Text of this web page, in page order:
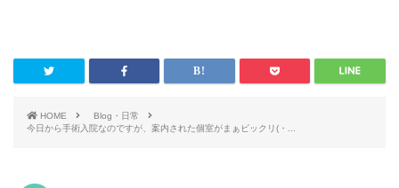
HOME
Blog・日常
今日から手術入院なのですが、案内された個室がまぁビックリ(・...